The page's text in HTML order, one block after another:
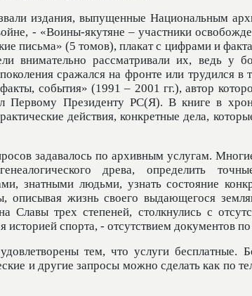
издания, выпущенные Национальным
- «Воины-якутяне – участники
письма» (5 томов), плакат с цифрами и
внимательно рассматривали их, ведь у
сражался на фронте или трудился
события» (1991 – 2001 гг.), автор
Первому Президенту РС(Я). В книге в
действия, конкретные дела,
задавалось по архивным услугам.
древа, определить
знатными людьми, узнать состояние
описывая жизнь своего выдающегося
Славы трех степеней, столкнулись с
историей спорта, - отсутствием документов
тем, что услуги бесплатные.
и другие запросы можно сделать как по